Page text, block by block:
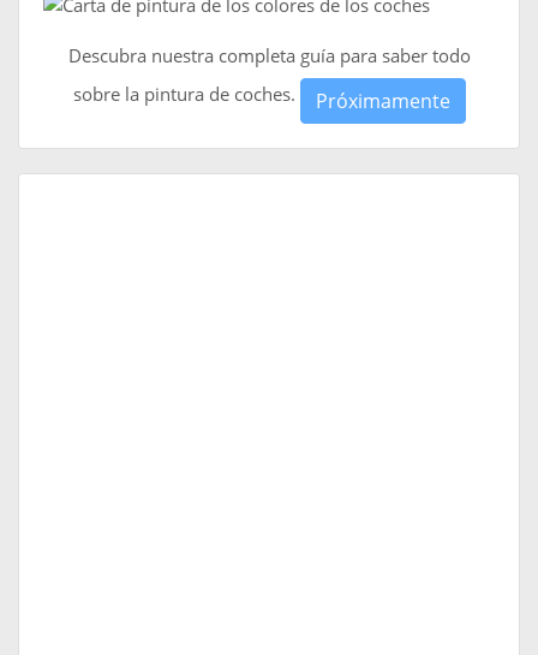
Descubra nuestra completa guía para saber todo
sobre la pintura de coches.
Próximamente